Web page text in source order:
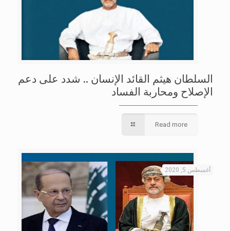
السلطان هيثم القائد الإنسان .. شدد على دعم
الإصلاح ومحاربة الفساد
Read more
أغسطس 5, 2020